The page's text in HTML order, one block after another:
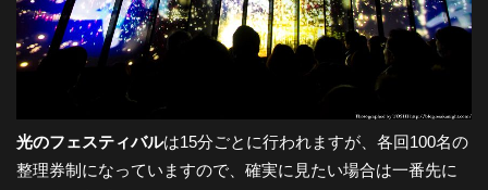
光のフェスティバルは15分ごとに行われますが、各回100名の
整理券制になっていますので、確実に見たい場合は一番先に